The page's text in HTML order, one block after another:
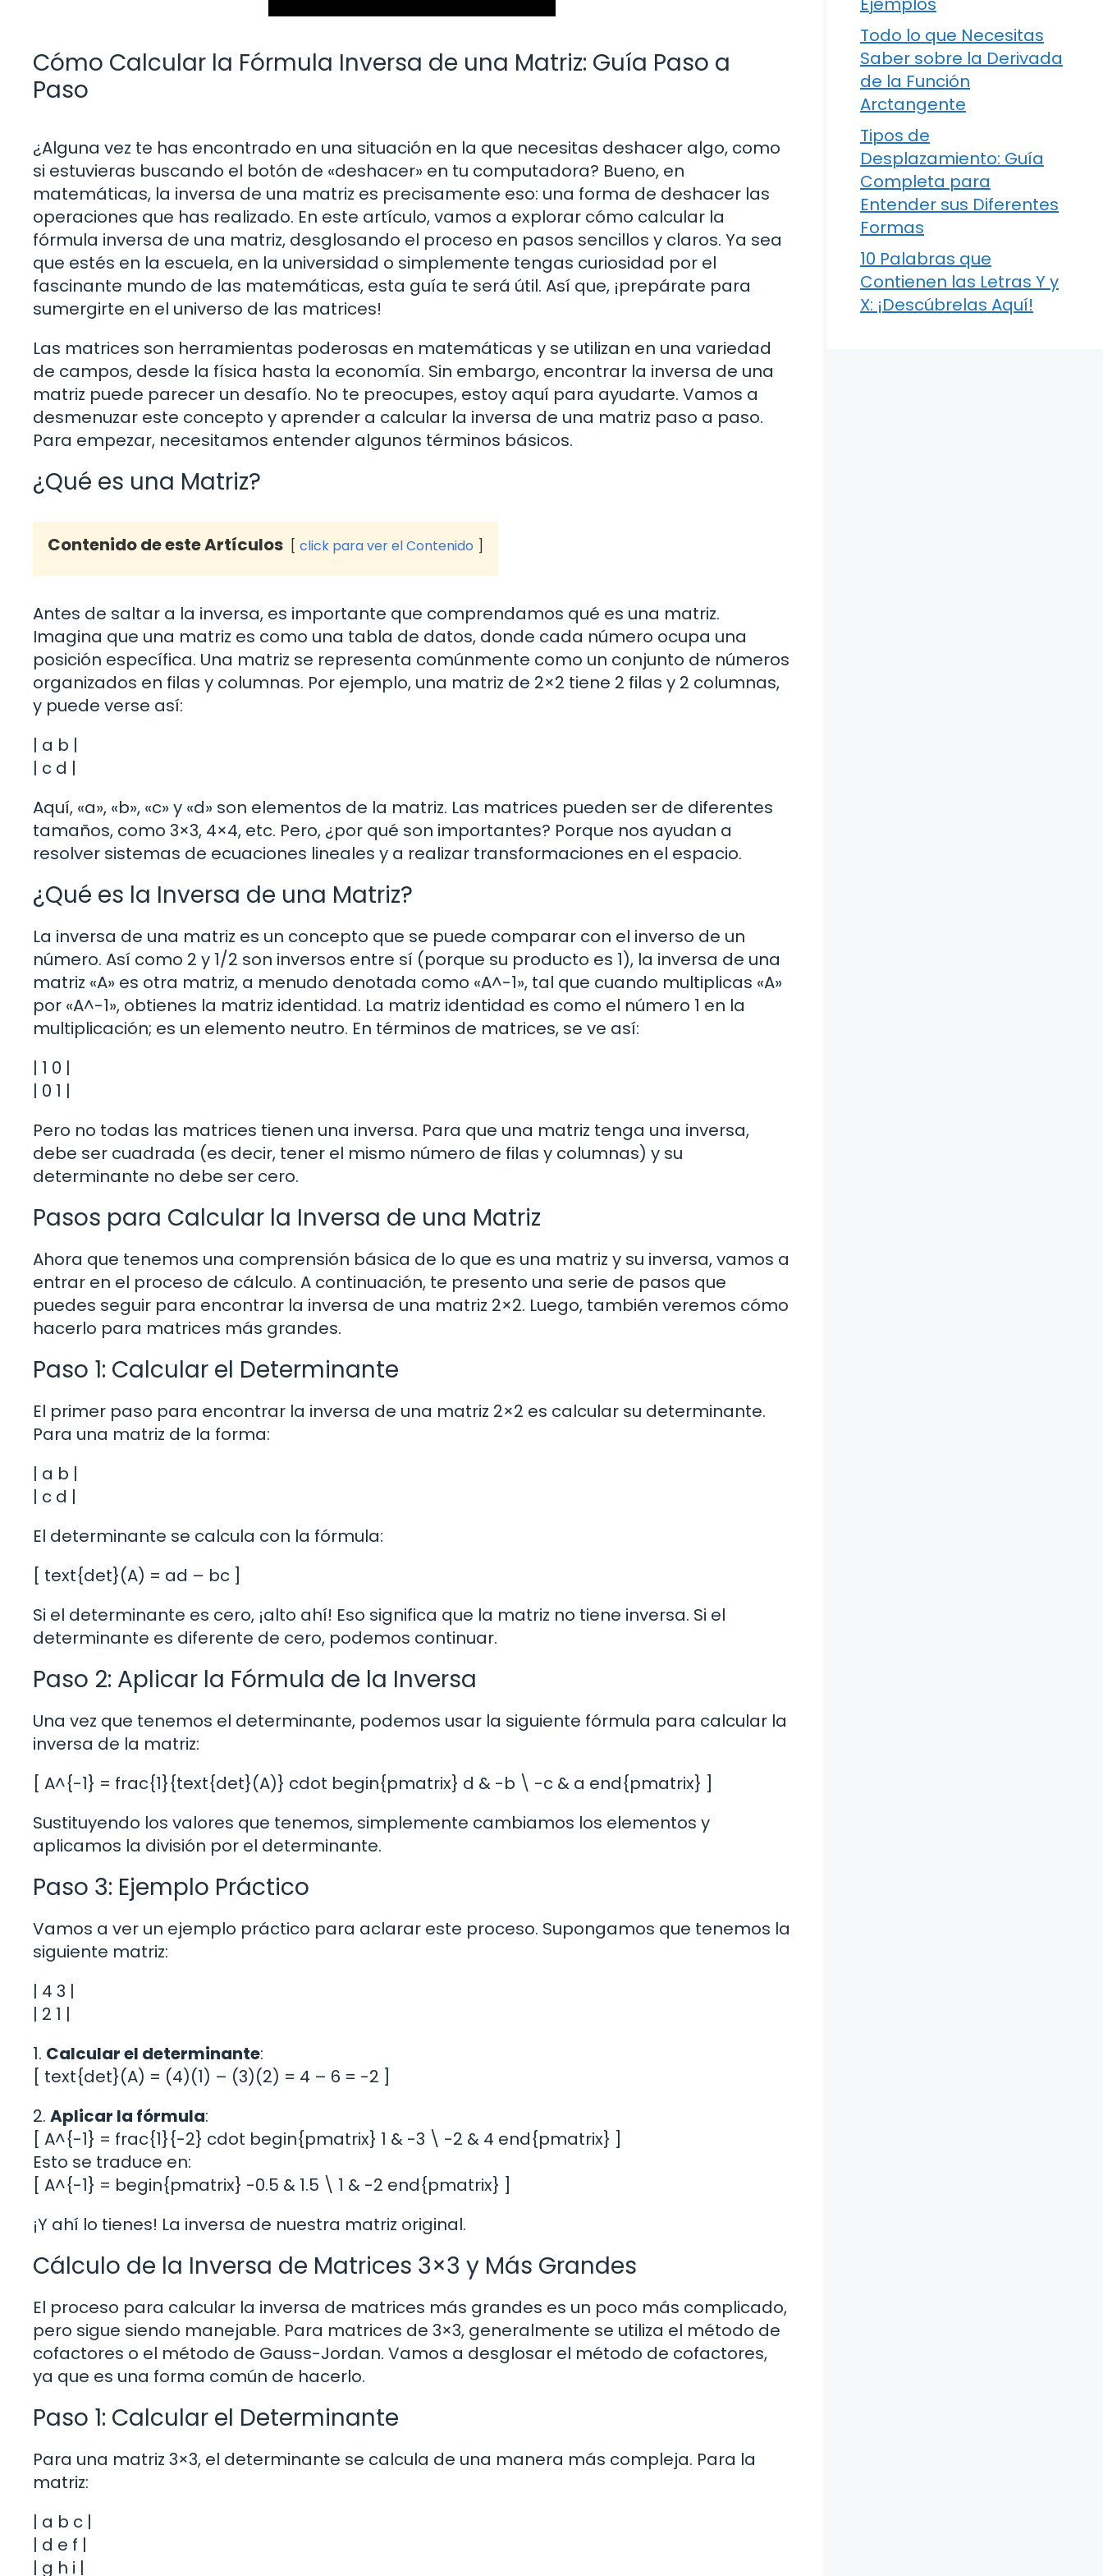
Cómo Calcular la Fórmula Inversa de una Matriz: Guía Paso a
Paso
¿Alguna vez te has encontrado en una situación en la que necesitas deshacer algo, como
si estuvieras buscando el botón de «deshacer» en tu computadora? Bueno, en
matemáticas, la inversa de una matriz es precisamente eso: una forma de deshacer las
operaciones que has realizado. En este artículo, vamos a explorar cómo calcular la
fórmula inversa de una matriz, desglosando el proceso en pasos sencillos y claros. Ya sea
que estés en la escuela, en la universidad o simplemente tengas curiosidad por el
fascinante mundo de las matemáticas, esta guía te será útil. Así que, ¡prepárate para
sumergirte en el universo de las matrices!
Las matrices son herramientas poderosas en matemáticas y se utilizan en una variedad
de campos, desde la física hasta la economía. Sin embargo, encontrar la inversa de una
matriz puede parecer un desafío. No te preocupes, estoy aquí para ayudarte. Vamos a
desmenuzar este concepto y aprender a calcular la inversa de una matriz paso a paso.
Para empezar, necesitamos entender algunos términos básicos.
¿Qué es una Matriz?
Contenido de este Artículos click para ver el Contenido
Antes de saltar a la inversa, es importante que comprendamos qué es una matriz.
Imagina que una matriz es como una tabla de datos, donde cada número ocupa una
posición específica. Una matriz se representa comúnmente como un conjunto de números
organizados en filas y columnas. Por ejemplo, una matriz de 2×2 tiene 2 filas y 2 columnas,
y puede verse así:
| a b |
| c d |
Aquí, «a», «b», «c» y «d» son elementos de la matriz. Las matrices pueden ser de diferentes
tamaños, como 3×3, 4×4, etc. Pero, ¿por qué son importantes? Porque nos ayudan a
resolver sistemas de ecuaciones lineales y a realizar transformaciones en el espacio.
¿Qué es la Inversa de una Matriz?
La inversa de una matriz es un concepto que se puede comparar con el inverso de un
número. Así como 2 y 1/2 son inversos entre sí (porque su producto es 1), la inversa de una
matriz «A» es otra matriz, a menudo denotada como «A^-1», tal que cuando multiplicas «A»
por «A^-1», obtienes la matriz identidad. La matriz identidad es como el número 1 en la
multiplicación; es un elemento neutro. En términos de matrices, se ve así:
| 1 0 |
| 0 1 |
Pero no todas las matrices tienen una inversa. Para que una matriz tenga una inversa,
debe ser cuadrada (es decir, tener el mismo número de filas y columnas) y su
determinante no debe ser cero.
Pasos para Calcular la Inversa de una Matriz
Ahora que tenemos una comprensión básica de lo que es una matriz y su inversa, vamos a
entrar en el proceso de cálculo. A continuación, te presento una serie de pasos que
puedes seguir para encontrar la inversa de una matriz 2×2. Luego, también veremos cómo
hacerlo para matrices más grandes.
Paso 1: Calcular el Determinante
El primer paso para encontrar la inversa de una matriz 2×2 es calcular su determinante.
Para una matriz de la forma:
| a b |
| c d |
El determinante se calcula con la fórmula:
[ text{det}(A) = ad – bc ]
Si el determinante es cero, ¡alto ahí! Eso significa que la matriz no tiene inversa. Si el
determinante es diferente de cero, podemos continuar.
Paso 2: Aplicar la Fórmula de la Inversa
Una vez que tenemos el determinante, podemos usar la siguiente fórmula para calcular la
inversa de la matriz:
[ A^{-1} = frac{1}{text{det}(A)} cdot begin{pmatrix} d & -b \ -c & a end{pmatrix} ]
Sustituyendo los valores que tenemos, simplemente cambiamos los elementos y
aplicamos la división por el determinante.
Paso 3: Ejemplo Práctico
Vamos a ver un ejemplo práctico para aclarar este proceso. Supongamos que tenemos la
siguiente matriz:
| 4 3 |
| 2 1 |
1. Calcular el determinante:
[ text{det}(A) = (4)(1) – (3)(2) = 4 – 6 = -2 ]
2. Aplicar la fórmula:
[ A^{-1} = frac{1}{-2} cdot begin{pmatrix} 1 & -3 \ -2 & 4 end{pmatrix} ]
Esto se traduce en:
[ A^{-1} = begin{pmatrix} -0.5 & 1.5 \ 1 & -2 end{pmatrix} ]
¡Y ahí lo tienes! La inversa de nuestra matriz original.
Cálculo de la Inversa de Matrices 3×3 y Más Grandes
El proceso para calcular la inversa de matrices más grandes es un poco más complicado,
pero sigue siendo manejable. Para matrices de 3×3, generalmente se utiliza el método de
cofactores o el método de Gauss-Jordan. Vamos a desglosar el método de cofactores,
ya que es una forma común de hacerlo.
Paso 1: Calcular el Determinante
Para una matriz 3×3, el determinante se calcula de una manera más compleja. Para la
matriz:
| a b c |
| d e f |
| g h i |
Todo lo que Necesitas
Saber sobre la Derivada
de la Función
Arctangente
Tipos de
Desplazamiento: Guía
Completa para
Entender sus Diferentes
Formas
10 Palabras que
Contienen las Letras Y y
X: ¡Descúbrelas Aquí!